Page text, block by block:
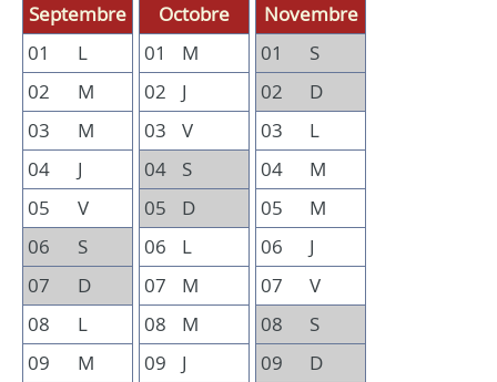
Septembre
01
L
02
M
03
M
04
J
05
V
06
S
07
D
08
L
09
M
Octobre
01
M
02
J
03
V
04
S
05
D
06
L
07
M
08
M
09
J
Novembre
01
S
02
D
03
L
04
M
05
M
06
J
07
V
08
S
09
D